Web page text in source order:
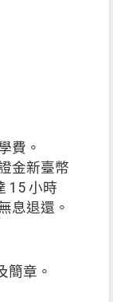
費。
金新臺幣
15 小時
息退還。
簡章。